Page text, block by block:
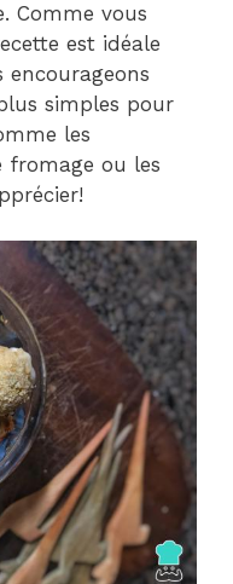
Comme vous
est idéale
encourageons
simples pour
les
fromage ou les